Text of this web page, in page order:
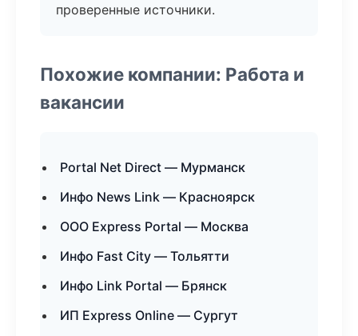
проверенные источники.
Похожие компании: Работа и
вакансии
Portal Net Direct — Мурманск
Инфо News Link — Красноярск
ООО Express Portal — Москва
Инфо Fast City — Тольятти
Инфо Link Portal — Брянск
ИП Express Online — Сургут